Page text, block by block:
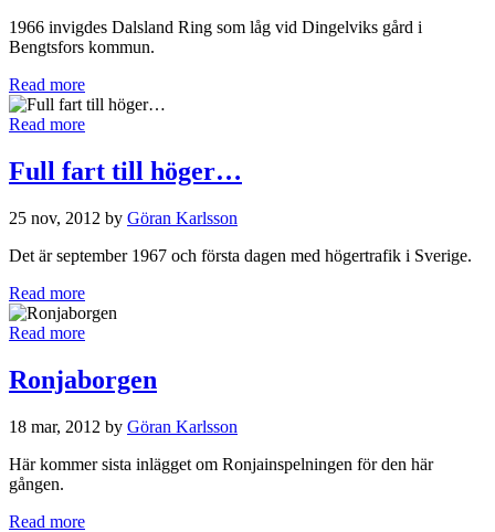
1966 invigdes Dalsland Ring som låg vid Dingelviks gård i
Bengtsfors kommun.
Read more
Read more
Full fart till höger…
25 nov, 2012 by Göran Karlsson
Det är september 1967 och första dagen med högertrafik i Sverige.
Read more
Read more
Ronjaborgen
18 mar, 2012 by Göran Karlsson
Här kommer sista inlägget om Ronjainspelningen för den här
gången.
Read more